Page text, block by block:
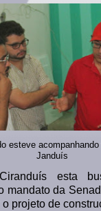
esteve
Janduís
esta
mandato da
projeto de